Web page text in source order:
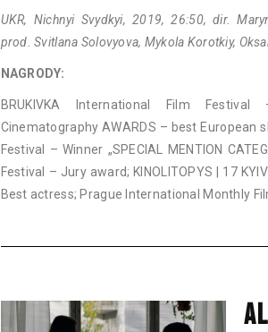
UKR, Nichnyi Svydkyi, 2019, 26:50, dir.
prod. Svitlana Solovyova, Mykola Korotkiy,
NAGRODY:
BRUKIVKA International Film
Cinematography AWARDS – best European
Festival – Winner „SPECIAL MENTION
Festival – Jury award; KINOLITOPYS | 17
Best actress; Prague International Monthly